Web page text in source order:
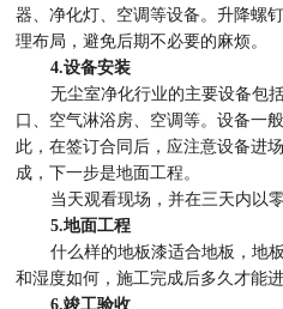
器、净化灯、空调等设备。升降螺
理布局，避免后期不必要的麻烦。
4.设备安装
无尘室净化行业的主要设备包
口、空气淋浴房、空调等。设备一
此，在签订合同后，应注意设备进
成，下一步是地面工程。
当天观看现场，并在三天内以
5.地面工程
什么样的地板漆适合地板，地
和湿度如何，施工完成后多久才能进
6.竣工验收